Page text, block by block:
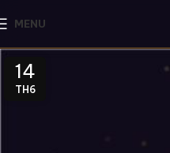
MENU
14
TH6